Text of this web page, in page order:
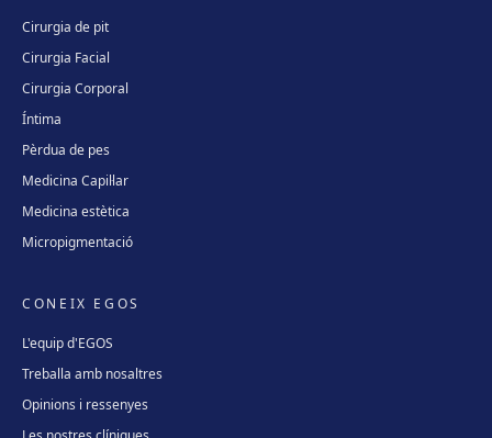
Cirurgia de pit
Cirurgia Facial
Cirurgia Corporal
Íntima
Pèrdua de pes
Medicina Capil·lar
Medicina estètica
Micropigmentació
CONEIX EGOS
L'equip d'EGOS
Treballa amb nosaltres
Opinions i ressenyes